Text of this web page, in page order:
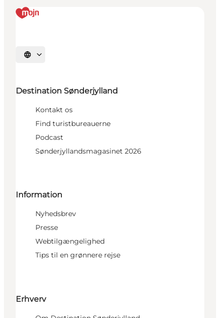
Vælg sprog
Destination Sønderjylland
Kontakt os
Find turistbureauerne
Podcast
Sønderjyllandsmagasinet 2026
Information
Nyhedsbrev
Presse
Webtilgængelighed
Tips til en grønnere rejse
Erhverv